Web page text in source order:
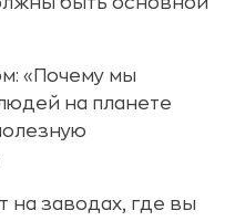
«Почему мы
на планете
на заводах, где вы